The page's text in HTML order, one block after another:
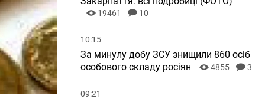
19461 10
10:15
За минулу добу ЗСУ знищили 860 осіб
особового складу росіян
4855 3
09:21